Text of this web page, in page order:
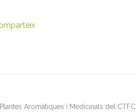
Aromàtiques i Medicinals del CTFC